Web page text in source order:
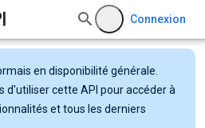
Connexion
en disponibilité générale.
d'utiliser cette API pour accéder à
et tous les derniers